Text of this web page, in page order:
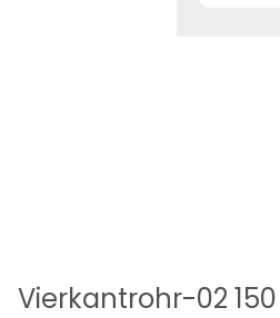
Vierkantrohr-02